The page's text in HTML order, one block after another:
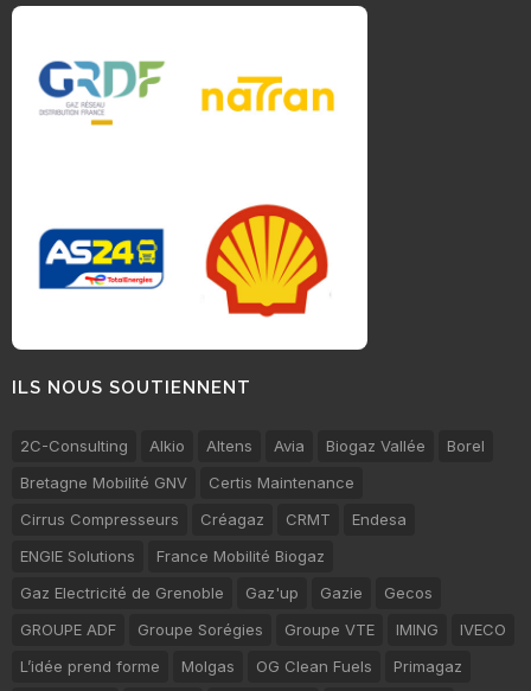
ILS NOUS SOUTIENNENT
2C-Consulting Alkio Altens Avia Biogaz Vallée
Borel
Bretagne Mobilité GNV
Certis Maintenance
Cirrus Compresseurs
Créagaz CRMT
Endesa
ENGIE Solutions
France Mobilité Biogaz
Gaz Electricité de Grenoble
Gaz'up Gazie
Gecos
GROUPE ADF
Groupe Sorégies Groupe VTE IMING
IVECO
L’idée prend forme
Molgas OG Clean Fuels Primagaz